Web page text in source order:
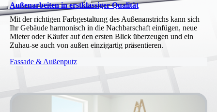
Außenarbeiten in erstklassiger Qualität
Mit der richtigen Farbgestaltung des Außenanstrichs kann sich
Ihr Gebäude harmonisch in die Nachbarschaft einfügen, neue
Mieter oder Käufer auf den ersten Blick überzeugen und ein
Zuhau-se auch von außen einzigartig präsentieren.
Fassade & Außenputz